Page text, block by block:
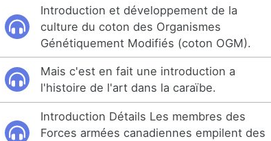
Introduction et développement de la
culture du coton des Organismes
Génétiquement Modifiés (coton OGM).
Mais c'est en fait une introduction a
l'histoire de l'art dans la caraïbe.
Introduction Détails Les membres des
Forces armées canadiennes empilent des